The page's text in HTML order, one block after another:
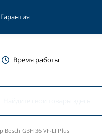
Гарантия
Время работы
GBH 36 VF-LI Plus